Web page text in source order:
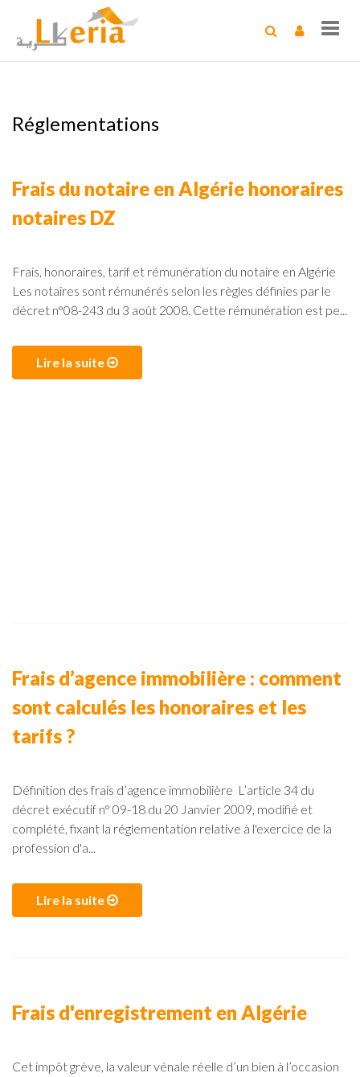
Réglementations
Frais du notaire en Algérie honoraires
notaires DZ
Frais, honoraires, tarif et rémunération du notaire en Algérie
Les notaires sont rémunérés selon les règles définies par le
décret n°08-243 du 3 août 2008. Cette rémunération est pe...
Lire la suite
Frais d’agence immobilière : comment
sont calculés les honoraires et les
tarifs ?
Définition des frais d’agence immobilière L’article 34 du
décret exécutif n° 09-18 du 20 Janvier 2009, modifié et
complété, fixant la réglementation relative à l'exercice de la
profession d'a...
Lire la suite
Frais d'enregistrement en Algérie
Cet impôt grève, la valeur vénale réelle d’un bien à l’occasion